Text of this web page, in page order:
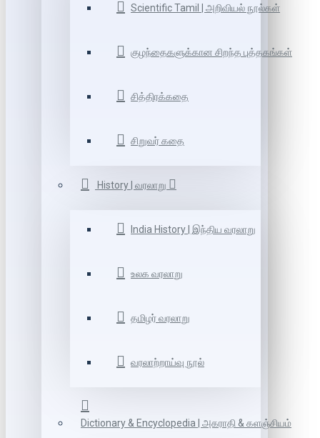
Scientific Tamil | அறிவியல் நூல்கள்
குழந்தைகளுக்கான சிறந்த புத்தகங்கள்
சித்திரக்கதை
சிறுவர் கதை
History | வரலாறு
India History | இந்திய வரலாறு
உலக வரலாறு
தமிழர் வரலாறு
வரலாற்றாய்வு நூல்
Dictionary & Encyclopedia | அகராதி & களஞ்சியம்